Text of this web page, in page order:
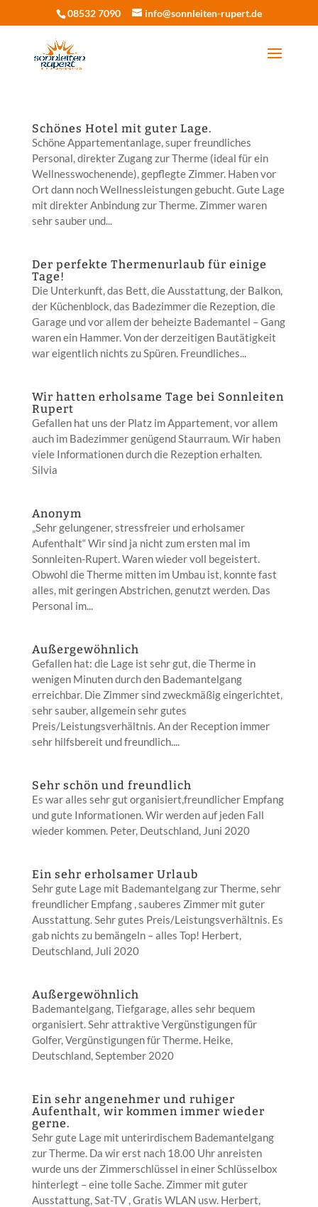
08532 7090 info@sonnleiten-rupert.de
Schönes Hotel mit guter Lage.
Schöne Appartementanlage, super freundliches
Personal, direkter Zugang zur Therme (ideal für ein
Wellnesswochenende), gepflegte Zimmer. Haben vor
Ort dann noch Wellnessleistungen gebucht. Gute Lage
mit direkter Anbindung zur Therme. Zimmer waren
sehr sauber und...
Der perfekte Thermenurlaub für einige
Tage!
Die Unterkunft, das Bett, die Ausstattung, der Balkon,
der Küchenblock, das Badezimmer die Rezeption, die
Garage und vor allem der beheizte Bademantel – Gang
waren ein Hammer. Von der derzeitigen Bautätigkeit
war eigentlich nichts zu Spüren. Freundliches...
Wir hatten erholsame Tage bei Sonnleiten
Rupert
Gefallen hat uns der Platz im Appartement, vor allem
auch im Badezimmer genügend Staurraum. Wir haben
viele Informationen durch die Rezeption erhalten.
Silvia
Anonym
„Sehr gelungener, stressfreier und erholsamer
Aufenthalt“ Wir sind ja nicht zum ersten mal im
Sonnleiten-Rupert. Waren wieder voll begeistert.
Obwohl die Therme mitten im Umbau ist, konnte fast
alles, mit geringen Abstrichen, genutzt werden. Das
Personal im...
Außergewöhnlich
Gefallen hat: die Lage ist sehr gut, die Therme in
wenigen Minuten durch den Bademantelgang
erreichbar. Die Zimmer sind zweckmäßig eingerichtet,
sehr sauber, allgemein sehr gutes
Preis/Leistungsverhältnis. An der Reception immer
sehr hilfsbereit und freundlich....
Sehr schön und freundlich
Es war alles sehr gut organisiert,freundlicher Empfang
und gute Informationen. Wir werden auf jeden Fall
wieder kommen. Peter, Deutschland, Juni 2020
Ein sehr erholsamer Urlaub
Sehr gute Lage mit Bademantelgang zur Therme, sehr
freundlicher Empfang , sauberes Zimmer mit guter
Ausstattung. Sehr gutes Preis/Leistungsverhältnis. Es
gab nichts zu bemängeln – alles Top! Herbert,
Deutschland, Juli 2020
Außergewöhnlich
Bademantelgang, Tiefgarage, alles sehr bequem
organisiert. Sehr attraktive Vergünstigungen für
Golfer, Vergünstigungen für Therme. Heike,
Deutschland, September 2020
Ein sehr angenehmer und ruhiger
Aufenthalt, wir kommen immer wieder
gerne.
Sehr gute Lage mit unterirdischem Bademantelgang
zur Therme. Da wir erst nach 18.00 Uhr anreisten
wurde uns der Zimmerschlüssel in einer Schlüsselbox
hinterlegt – eine tolle Sache. Zimmer mit guter
Ausstattung, Sat-TV , Gratis WLAN usw. Herbert,